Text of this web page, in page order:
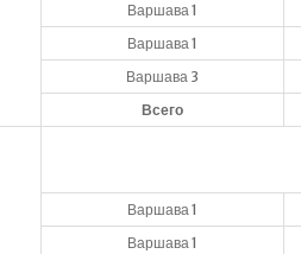
Варшава 1
Варшава 1
Варшава 3
Всего
Варшава 1
Варшава 1